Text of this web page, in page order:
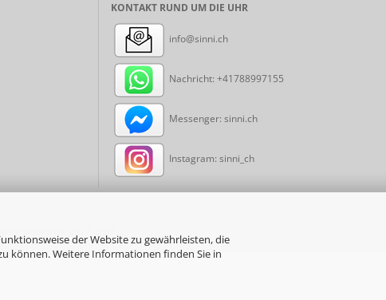
der Website zu gewährleisten, die
können. Weitere Informationen finden Sie in
KONTAKT RUND UM DIE UHR
info@sinni.ch
Nachricht: +41788997155
Messenger: sinni.ch
Instagram: sinni_ch